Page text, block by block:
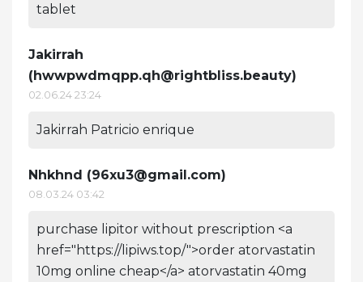
tablet
Jakirrah
(hwwpwdmqpp.qh@rightbliss.beauty)
02.06.24 23:24
Jakirrah Patricio enrique
Nhkhnd (96xu3@gmail.com)
08.03.24 03:42
purchase lipitor without prescription <a
href="https://lipiws.top/">order atorvastatin
10mg online cheap</a> atorvastatin 40mg